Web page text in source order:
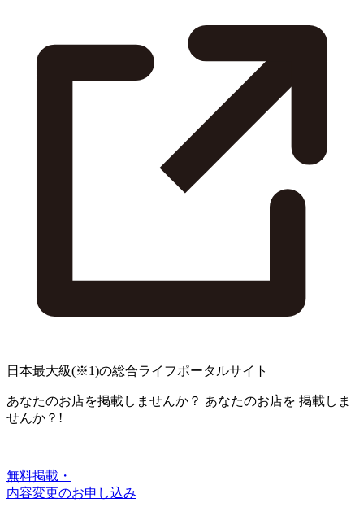
日本最大級(※1)の総合ライフポータルサイト
あなたのお店を掲載しませんか？ あなたのお店を 掲載しま
せんか？!
無料掲載・
内容変更のお申し込み